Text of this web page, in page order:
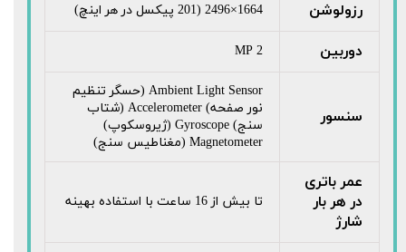
رزولوشن 1664×2496 (201 پیکسل در هر اینچ)
دوربین 2 MP
سنسور
Ambient Light Sensor (حسگر تنظیم
نور صفحه) Accelerometer (شتاب
سنج) Gyroscope (ژیروسکوپ)
Magnetometer (مغناطیس سنج)
عمر باتری
در هر بار
شارژ
تا بیش از 16 ساعت با استفاده بهینه